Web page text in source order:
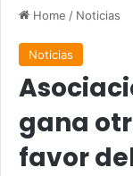
Home / Noticias
Noticias
gana
favor